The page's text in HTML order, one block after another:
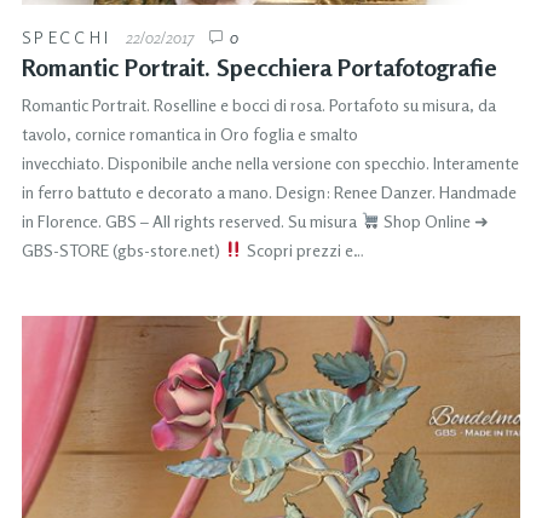
SPECCHI 22/02/2017 0
Romantic Portrait. Specchiera Portafotografie
Romantic Portrait. Roselline e bocci di rosa. Portafoto su misura, da
tavolo, cornice romantica in Oro foglia e smalto
invecchiato. Disponibile anche nella versione con specchio. Interamente
in ferro battuto e decorato a mano. Design: Renee Danzer. Handmade
in Florence. GBS – All rights reserved. Su misura
Shop Online ➜
GBS-STORE (gbs-store.net)
Scopri prezzi e…